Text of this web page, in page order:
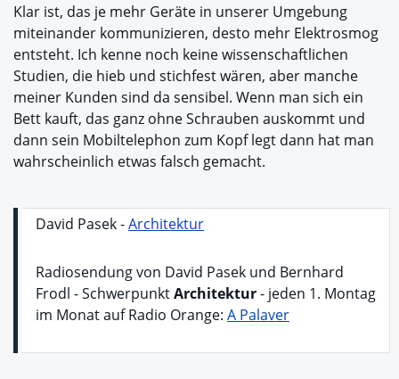
Klar ist, das je mehr Geräte in unserer Umgebung
miteinander kommunizieren, desto mehr Elektrosmog
entsteht. Ich kenne noch keine wissenschaftlichen
Studien, die hieb und stichfest wären, aber manche
meiner Kunden sind da sensibel. Wenn man sich ein
Bett kauft, das ganz ohne Schrauben auskommt und
dann sein Mobiltelephon zum Kopf legt dann hat man
wahrscheinlich etwas falsch gemacht.
David Pasek -Architektur
Radiosendung von David Pasek und Bernhard
Frodl - SchwerpunktArchitektur- jeden 1. Montag
im Monat auf Radio Orange: A Palaver